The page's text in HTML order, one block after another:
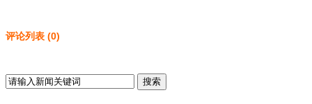
评论列表 (0)